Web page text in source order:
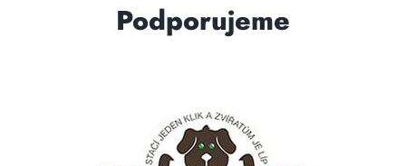
Podporujeme